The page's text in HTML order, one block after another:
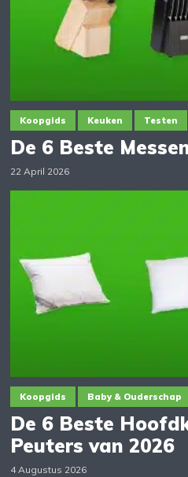
Koopgids Keuken Testen
De 6 Beste
22 April 2026
Koopgids Baby & Ouderschap
De 6 Beste
Peuters van 2026
4 Augustus 2026